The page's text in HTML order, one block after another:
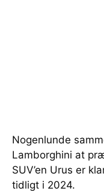
Nogenlunde
Lamborghini at
SUV’en Urus er
tidligt i 2024.